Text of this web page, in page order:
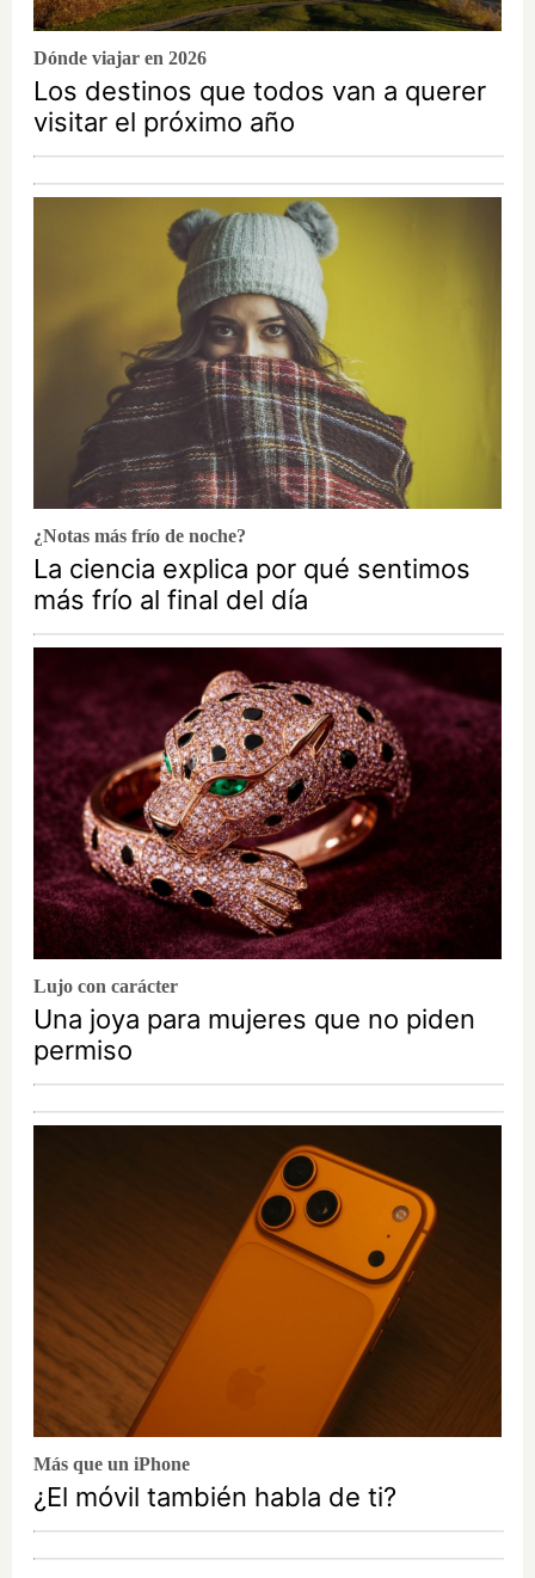
Dónde viajar en 2026
Los destinos que todos van a querer
visitar el próximo año
¿Notas más frío de noche?
La ciencia explica por qué sentimos
más frío al final del día
Lujo con carácter
Una joya para mujeres que no piden
permiso
Más que un iPhone
¿El móvil también habla de ti?